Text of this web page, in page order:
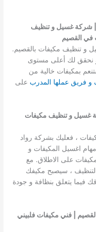
| شركة غسيل و تنظيف
القصيم
و تنظيف مكيفات بالقصيم.
نحقق لك أعلى مستوى
بمكيفات خالية من
و فريق عملها المدرب على
غسيل و تنظيف مكيفات
، فعليك بشركة رواد
اغسيل المكيفات و
على الاطلاق. مع
، سيصبح مكيفك
فيما يتعلق بنظافة و جودة
| فني مكيفات فلبيني